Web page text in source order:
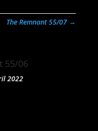
The Remnant 55/07 →
55/06
2022